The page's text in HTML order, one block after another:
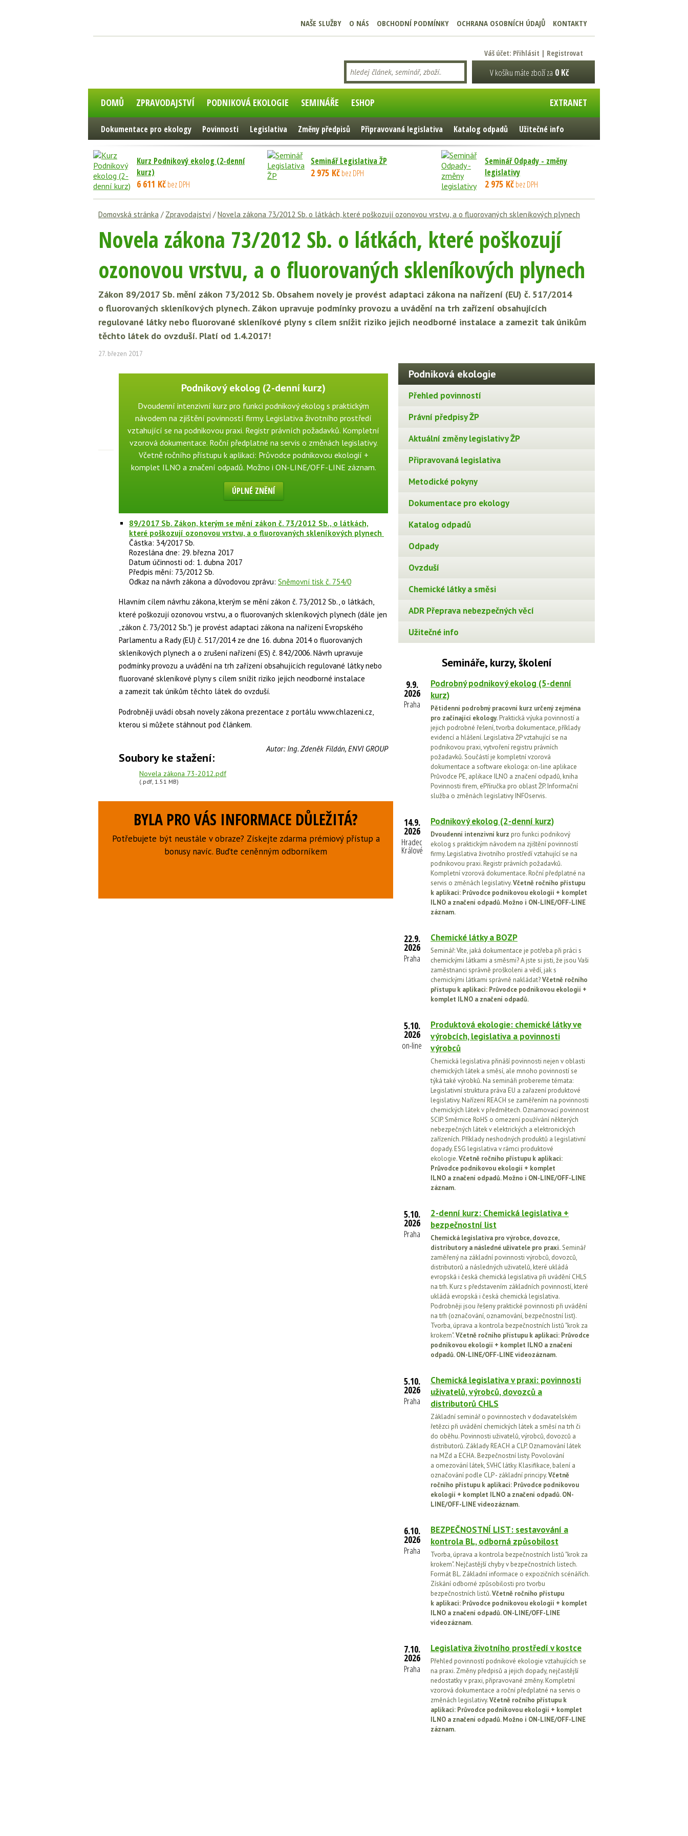
NAŠE SLUŽBY O NÁS OBCHODNÍ PODMÍNKY OCHRANA OSOBNÍCH ÚDAJŮ KONTAKTY
Váš účet: Přihlásit | Registrovat
V košíku máte zboží za 0 Kč
DOMŮ ZPRAVODAJSTVÍ PODNIKOVÁ EKOLOGIE SEMINÁŘE ESHOP EXTRANET
Dokumentace pro ekology Povinnosti Legislativa Změny předpisů Připravovaná legislativa Katalog odpadů Užitečné info
Kurz Podnikový ekolog (2-denní
kurz)
6 611 Kčbez DPH
Seminář Legislativa ŽP
2 975 Kčbez DPH
Seminář Odpady - změny
legislativy
2 975 Kčbez DPH
Domovská stránka / Zpravodajství /Novela zákona 73/2012 Sb. o látkách, které poškozují ozonovou vrstvu, a o fluorovaných skleníkových plynech
Novela zákona 73/2012 Sb. o látkách, které poškozují
ozonovou vrstvu, a o fluorovaných skleníkových plynech
Zákon 89/2017 Sb. mění zákon 73/2012 Sb. Obsahem novely je provést adaptaci zákona na nařízení (EU) č. 517/2014
o fluorovaných skleníkových plynech. Zákon upravuje podmínky provozu a uvádění na trh zařízení obsahujících
regulované látky nebo fluorované skleníkové plyny s cílem snížit riziko jejich neodborné instalace a zamezit tak únikům
těchto látek do ovzduší. Platí od 1.4.2017!
27. březen 2017
Podnikový ekolog (2-denní kurz)
Dvoudenní intenzivní kurz pro funkci podnikový ekolog s praktickým
návodem na zjištění povinností firmy. Legislativa životního prostředí
vztahující se na podnikovou praxi. Registr právních požadavků. Kompletní
vzorová dokumentace. Roční předplatné na servis o změnách legislativy.
Včetně ročního přístupu k aplikaci: Průvodce podnikovou ekologií +
komplet ILNO a značení odpadů. Možno i ON-LINE/OFF-LINE záznam.
ÚPLNÉ ZNĚNÍ
89/2017 Sb. Zákon, kterým se mění zákon č. 73/2012 Sb., o látkách,
které poškozují ozonovou vrstvu, a o fluorovaných skleníkových plynech
Částka: 34/2017 Sb.
Rozeslána dne: 29. března 2017
Datum účinnosti od: 1. dubna 2017
Předpis mění: 73/2012 Sb.
Odkaz na návrh zákona a důvodovou zprávu: Sněmovní tisk č. 754/0
Hlavním cílem návrhu zákona, kterým se mění zákon č. 73/2012 Sb., o látkách,
které poškozují ozonovou vrstvu, a o fluorovaných skleníkových plynech (dále jen
„zákon č. 73/2012 Sb.") je provést adaptaci zákona na nařízení Evropského
Parlamentu a Rady (EU) č. 517/2014 ze dne 16. dubna 2014 o fluorovaných
skleníkových plynech a o zrušení nařízení (ES) č. 842/2006. Návrh upravuje
podmínky provozu a uvádění na trh zařízení obsahujících regulované látky nebo
fluorované skleníkové plyny s cílem snížit riziko jejich neodborné instalace
a zamezit tak únikům těchto látek do ovzduší.
Podrobněji uvádí obsah novely zákona prezentace z portálu www.chlazeni.cz,
kterou si můžete stáhnout pod článkem.
Autor: Ing. Zdeněk Fildán, ENVI GROUP
Soubory ke stažení:
Novela zákona 73-2012.pdf
(.pdf, 1.51 MB)
BYLA PRO VÁS INFORMACE DŮLEŽITÁ?
Potřebujete být neustále v obraze? Získejte zdarma prémiový přístup a
bonusy navíc. Buďte ceněnným odborníkem
Podniková ekologie
Přehled povinností
Právní předpisy ŽP
Aktuální změny legislativy ŽP
Připravovaná legislativa
Metodické pokyny
Dokumentace pro ekology
Katalog odpadů
Odpady
Ovzduší
Chemické látky a směsi
ADR Přeprava nebezpečných věcí
Užitečné info
Semináře, kurzy, školení
9.9.
2026
Praha
Podrobný podnikový ekolog (5-denní
kurz)
Pětidenní podrobný pracovní kurz určený zejména
pro začínající ekology. Praktická výuka povinností a
jejich podrobné řešení, tvorba dokumentace, příklady
evidencí a hlášení. Legislativa ŽP vztahující se na
podnikovou praxi, vytvoření registru právních
požadavků. Součástí je kompletní vzorová
dokumentace a software ekologa: on-line aplikace
Průvodce PE, aplikace ILNO a značení odpadů, kniha
Povinnosti firem, ePříručka pro oblast ŽP. Informační
služba o změnách legislativy INFOservis.
14.9.
2026
Hradec
Králové
Podnikový ekolog (2-denní kurz)
Dvoudenní intenzivní kurz pro funkci podnikový
ekolog s praktickým návodem na zjištění povinností
firmy. Legislativa životního prostředí vztahující se na
podnikovou praxi. Registr právních požadavků.
Kompletní vzorová dokumentace. Roční předplatné na
servis o změnách legislativy.Včetně ročního přístupu
k aplikaci: Průvodce podnikovou ekologií + komplet
ILNO a značení odpadů. Možno i ON-LINE/OFF-LINE
záznam.
22.9.
2026
Praha
Chemické látky a BOZP
Seminář: Víte, jaká dokumentace je potřeba při práci s
chemickými látkami a směsmi? A jste si jisti, že jsou Vaši
zaměstnanci správně proškoleni a vědí, jak s
chemickými látkami správně nakládat?Včetně ročního
přístupu k aplikaci: Průvodce podnikovou ekologií +
komplet ILNO a značení odpadů.
5.10.
2026
on-line
Produktová ekologie: chemické látky ve
výrobcích, legislativa a povinnosti
výrobců
Chemická legislativa přináší povinnosti nejen v oblasti
chemických látek a směsí, ale mnoho povinností se
týká také výrobků. Na semináři probereme témata:
Legislativní struktura práva EU a zařazení produktové
legislativy. Nařízení REACH se zaměřením na povinnosti
chemických látek v předmětech. Oznamovací povinnost
SCIP. Směrnice RoHS o omezení používání některých
nebezpečných látek v elektrických a elektronických
zařízeních. Příklady neshodných produktů a legislativní
dopady. ESG legislativa v rámci produktové
ekologie.Včetně ročního přístupu k aplikaci:
Průvodce podnikovou ekologií + komplet
ILNO a značení odpadů. Možno i ON-LINE/OFF-LINE
záznam.
5.10.
2026
Praha
2-denní kurz: Chemická legislativa +
bezpečnostní list
Chemická legislativa pro výrobce, dovozce,
distributory a následné uživatele pro praxi.Seminář
zaměřený na základní povinnosti výrobců, dovozců,
distributorů a následných uživatelů, které ukládá
evropská i česká chemická legislativa při uvádění CHLS
na trh. Kurz s představením základních povinností, které
ukládá evropská i česká chemická legislativa.
Podrobněji jsou řešeny praktické povinnosti při uvádění
na trh (označování, oznamování, bezpečnostní list).
Tvorba, úprava a kontrola bezpečnostních listů "krok za
krokem".Včetně ročního přístupu k aplikaci: Průvodce
podnikovou ekologií + komplet ILNO a značení
odpadů. ON-LINE/OFF-LINE videozáznam.
5.10.
2026
Praha
Chemická legislativa v praxi: povinnosti
uživatelů, výrobců, dovozců a
distributorů CHLS
Základní seminář o povinnostech v dodavatelském
řetězci při uvádění chemických látek a směsí na trh či
do oběhu. Povinnosti uživatelů, výrobců, dovozců a
distributorů. Základy REACH a CLP. Oznamování látek
na MZd a ECHA. Bezpečnostní listy. Povolování
a omezování látek, SVHC látky. Klasifikace, balení a
označování podle CLP - základní principy.Včetně
ročního přístupu k aplikaci: Průvodce podnikovou
ekologií + komplet ILNO a značení odpadů. ON-
LINE/OFF-LINE videozáznam.
6.10.
2026
Praha
BEZPEČNOSTNÍ LIST: sestavování a
kontrola BL, odborná způsobilost
Tvorba, úprava a kontrola bezpečnostních listů "krok za
krokem". Nejčastější chyby v bezpečnostních listech.
Formát BL. Základní informace o expozičních scénářích.
Získání odborné způsobilosti pro tvorbu
bezpečnostních listů.Včetně ročního přístupu
k aplikaci: Průvodce podnikovou ekologií + komplet
ILNO a značení odpadů. ON-LINE/OFF-LINE
videozáznam.
7.10.
2026
Praha
Legislativa životního prostředí v kostce
Přehled povinností podnikové ekologie vztahujících se
na praxi. Změny předpisů a jejich dopady, nejčastější
nedostatky v praxi, připravované změny. Kompletní
vzorová dokumentace a roční předplatné na servis o
změnách legislativy.Včetně ročního přístupu k
aplikaci: Průvodce podnikovou ekologií + komplet
ILNO a značení odpadů. Možno i ON-LINE/OFF-LINE
záznam.